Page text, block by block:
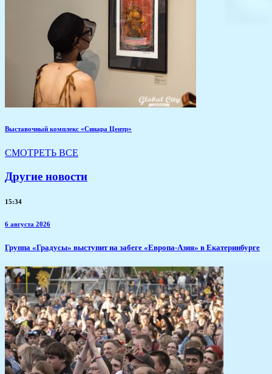
Выставочный комплекс «Синара Центр»
СМОТРЕТЬ ВСЕ
Другие новости
15:34
6 августа 2026
​Группа «Градусы» выступит на забеге «Европа-Азия» в Екатеринбурге